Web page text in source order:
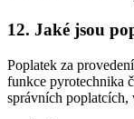
12. Jaké jsou
Poplatek za
funkce pyrotechnika
správních poplatcích,